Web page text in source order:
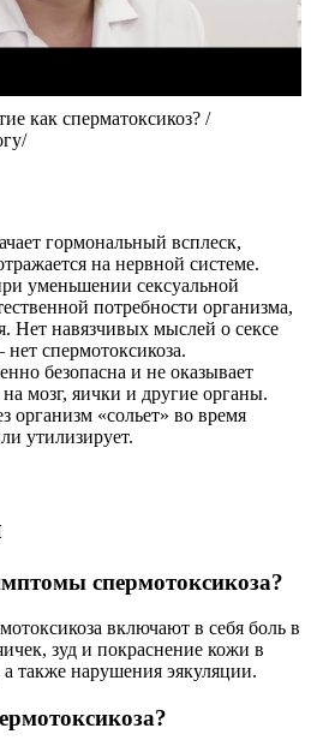
как сперматоксикоз? /
гормональный всплеск,
на нервной системе.
уменьшении сексуальной
потребности организма,
Нет навязчивых мыслей о сексе
нет спермотоксикоза.
безопасна и не оказывает
мозг, яички и другие органы.
организм «сольет» во время
утилизирует.
спермотоксикоза?
включают в себя боль в
зуд и покраснение кожи в
также нарушения эякуляции.